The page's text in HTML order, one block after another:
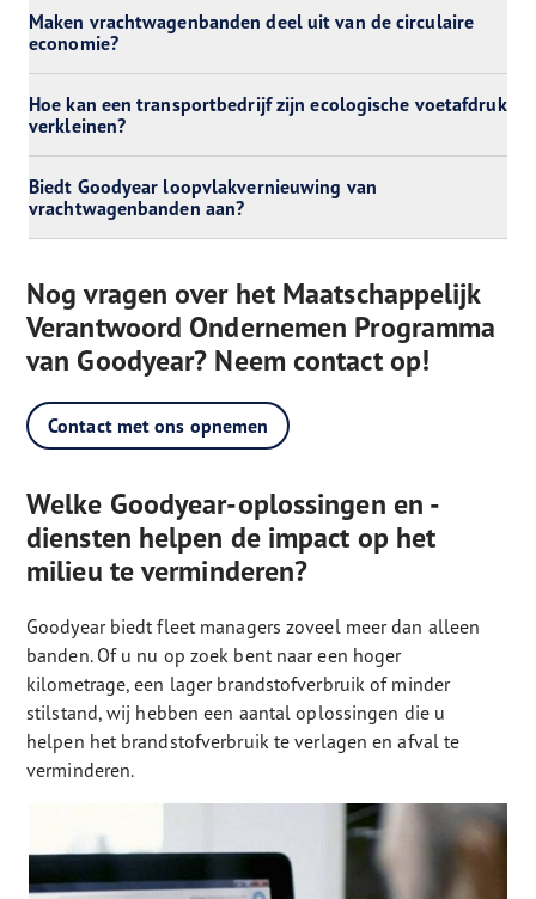
Maken vrachtwagenbanden deel uit van de circulaire
economie?
Hoe kan een transportbedrijf zijn ecologische voetafdruk
verkleinen?
Biedt Goodyear loopvlakvernieuwing van
vrachtwagenbanden aan?
Nog vragen over het Maatschappelijk
Verantwoord Ondernemen Programma
van Goodyear? Neem contact op!
Contact met ons opnemen
Welke Goodyear-oplossingen en -
diensten helpen de impact op het
milieu te verminderen?
Goodyear biedt fleet managers zoveel meer dan alleen
banden. Of u nu op zoek bent naar een hoger
kilometrage, een lager brandstofverbruik of minder
stilstand, wij hebben een aantal oplossingen die u
helpen het brandstofverbruik te verlagen en afval te
verminderen.